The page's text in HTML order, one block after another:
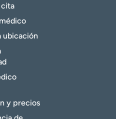
cita
ubicación
y precios